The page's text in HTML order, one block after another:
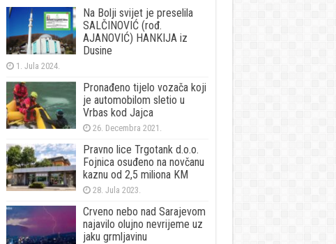
Na Bolji svijet je preselila
SALČINOVIĆ (rođ.
AJANOVIĆ) HANKIJA iz
Dusine
1. Jula 2024.
Pronađeno tijelo vozača koji
je automobilom sletio u
Vrbas kod Jajca
26. Decembra 2021.
Pravno lice Trgotank d.o.o.
Fojnica osuđeno na novčanu
kaznu od 2,5 miliona KM
28. Jula 2023.
Crveno nebo nad Sarajevom
najavilo olujno nevrijeme uz
jaku grmljavinu